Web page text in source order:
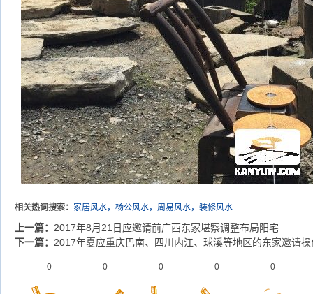
相关热词搜索： 家居风水，杨公风水，周易风水，装修风水
上一篇： 2017年8月21日应邀请前广西东家堪察调整布局阳宅
下一篇： 2017年夏应重庆巴南、四川内江、球溪等地区的东家邀请
0 0 0 0 0